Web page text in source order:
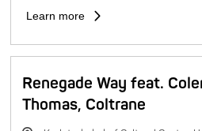
Learn more
Renegade Way feat.
Thomas, Coltrane